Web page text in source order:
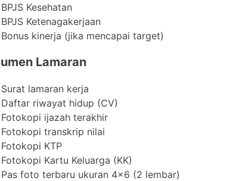
BPJS Kesehatan
BPJS Ketenagakerjaan
Bonus kinerja (jika mencapai target)
Lamaran
Surat lamaran kerja
Daftar riwayat hidup (CV)
Fotokopi ijazah terakhir
Fotokopi transkrip nilai
Fotokopi KTP
Fotokopi Kartu Keluarga (KK)
Pas foto terbaru ukuran 4×6 (2 lembar)